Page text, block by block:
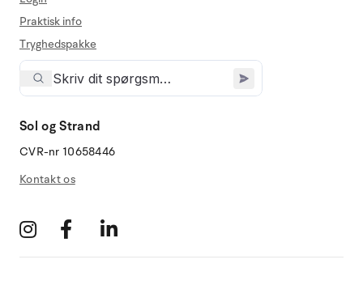
Praktisk info
Tryghedspakke
Sol og Strand
CVR-nr 10658446
Kontakt os